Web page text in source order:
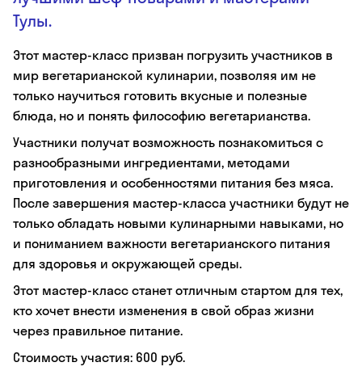
Тулы.
Этот мастер-класс призван погрузить участников в
мир вегетарианской кулинарии, позволяя им не
только научиться готовить вкусные и полезные
блюда, но и понять философию вегетарианства.
Участники получат возможность познакомиться с
разнообразными ингредиентами, методами
приготовления и особенностями питания без мяса.
После завершения мастер-класса участники будут не
только обладать новыми кулинарными навыками, но
и пониманием важности вегетарианского питания
для здоровья и окружающей среды.
Этот мастер-класс станет отличным стартом для тех,
кто хочет внести изменения в свой образ жизни
через правильное питание.
Стоимость участия: 600 руб.